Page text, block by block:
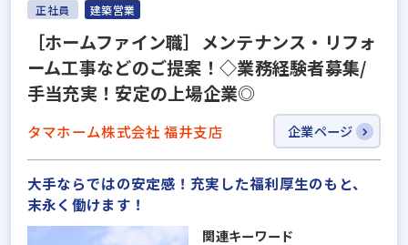
正社員 建築営業
［ホームファイン職］メンテナンス・リフォ
ーム工事などのご提案！◇業務経験者募集/
手当充実！安定の上場企業◎
タマホーム株式会社 福井支店 企業ページ
大手ならではの安定感！充実した福利厚生のもと、
末永く働けます！
関連キーワード